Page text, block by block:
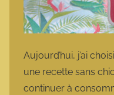
Aujourd’hui, j’ai
une recette sans
continuer à